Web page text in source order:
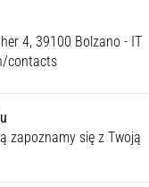
4, 39100 Bolzano - IT
contacts
zapoznamy się z Twoją